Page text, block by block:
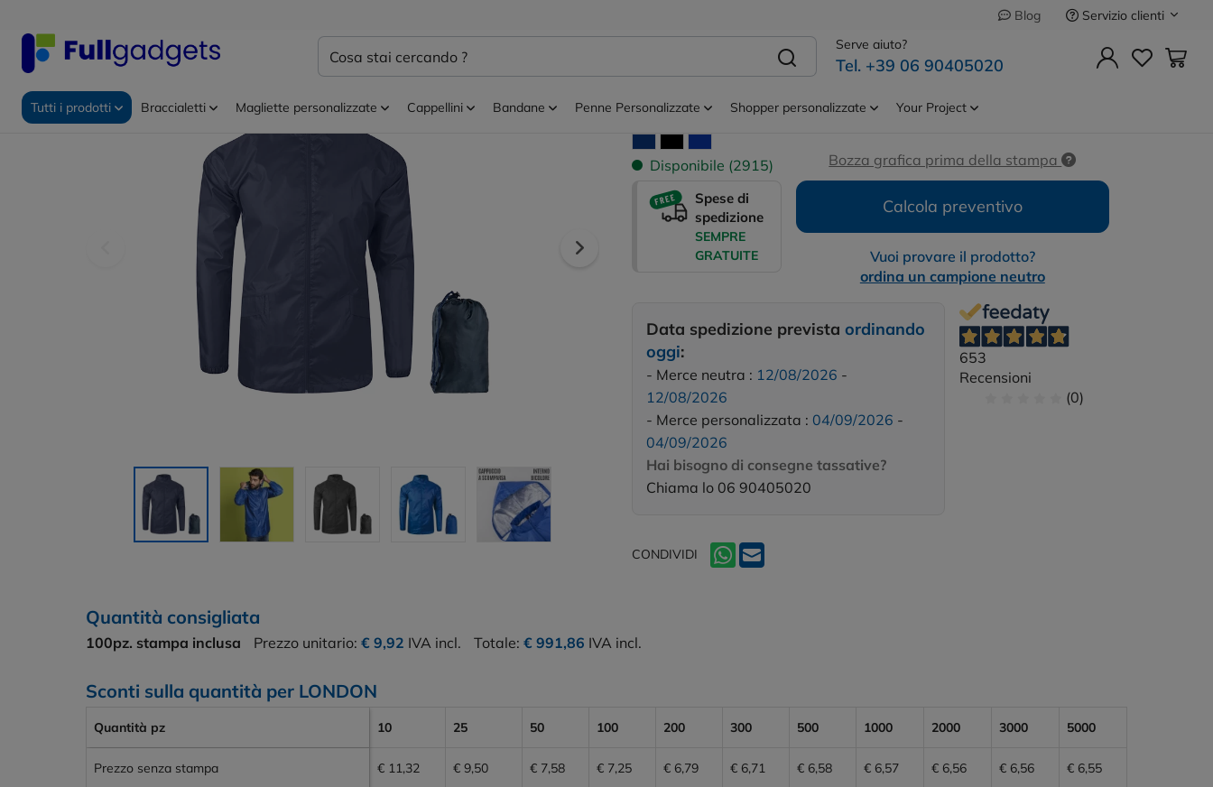
Blog
Servizio clienti
Serve aiuto?
Tel. +39 06 90405020
Tutti i prodotti Braccialetti Magliette personalizzate Cappellini Bandane Penne Personalizzate Shopper personalizzate Your Project
Precedente Successivo
LONDON PM780
Tutti i colori disponibili:
Disponibile (2915)
Spese di
spedizione
SEMPRE
GRATUITE
Bozza grafica prima della stampa
Calcola preventivo
Vuoi provare il prodotto?
ordina un campione neutro
Data spedizione prevista ordinando
oggi:
- Merce neutra : 12/08/2026 -
12/08/2026
- Merce personalizzata : 04/09/2026 -
04/09/2026
Hai bisogno di consegne tassative?
Chiama lo 06 90405020
653
Recensioni
(0)
CONDIVIDI
Quantità consigliata
100pz. stampa inclusa Prezzo unitario: € 9,92 IVA incl. Totale: € 991,86 IVA incl.
Sconti sulla quantità per LONDON
Quantità pz 10 25 50 100 200 300 500 1000 2000 3000 5000
Prezzo senza stampa € 11,32 € 9,50 € 7,58 € 7,25 € 6,79 € 6,71 € 6,58 € 6,57 € 6,56 € 6,56 € 6,55